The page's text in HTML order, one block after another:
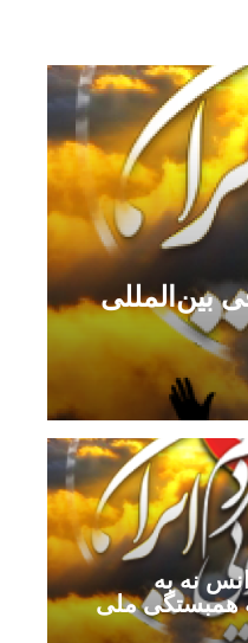
بین‌المللی
نه به
همبستگی ملی